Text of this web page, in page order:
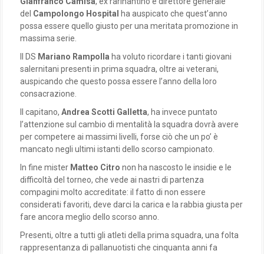
del Campolongo Hospital
ha auspicato che quest’anno
possa essere quello giusto per una meritata promozione in
massima serie.
Il DS Mariano Rampolla ha voluto ricordare i tanti giovani
salernitani presenti in prima squadra, oltre ai veterani,
auspicando che questo possa essere l’anno della loro
consacrazione.
Il capitano, Andrea Scotti Galletta, ha invece puntato
l’attenzione sul cambio di mentalità la squadra dovrà avere
per competere ai massimi livelli, forse ciò che un po’ è
mancato negli ultimi istanti dello scorso campionato.
In fine mister Matteo Citro non ha nascosto le insidie e le
difficoltà del torneo, che vede ai nastri di partenza
compagini molto accreditate: il fatto di non essere
considerati favoriti, deve darci la carica e la rabbia giusta per
fare ancora meglio dello scorso anno.
Presenti, oltre a tutti gli atleti della prima squadra, una folta
rappresentanza di pallanuotisti che cinquanta anni fa